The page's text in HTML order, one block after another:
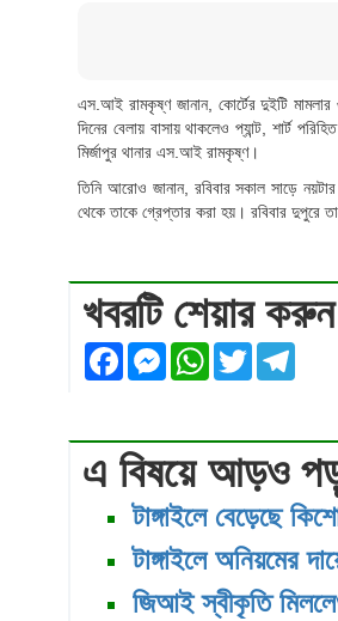
এস.আই রামকৃষ্ণ জানান, কোর্টের দুইটি
দিনের বেলায় বাসায় থাকলেও প্যান্ট, শার্ট
মির্জাপুর থানার এস.আই রামকৃষ্ণ।
তিনি আরোও জানান, রবিবার সকাল সাড়ে
থেকে তাকে গ্রেপ্তার করা হয়। রবিবার দুপুরে
খবরটি শেয়ার করুন
FacebookMessenger
WhatsApp
Twitter
এ বিষয়ে আড়ও
টাঙ্গাইলে বেড়েছে
টাঙ্গাইলে অনিয়মের
জিআই স্বীকৃতি